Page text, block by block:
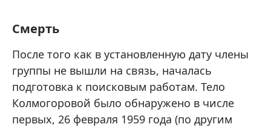
Смерть
После того как в установленную дату члены
группы не вышли на связь, началась
подготовка к поисковым работам. Тело
Колмогоровой было обнаружено в числе
первых, 26 февраля 1959 года (по другим